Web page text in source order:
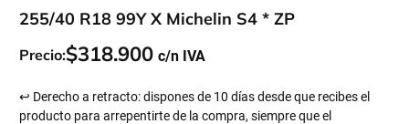
255/40 R18 99Y X Michelin S4 * ZP
Precio:$318.900
↩ Derecho a retracto: dispones de 10 días desde que recibes el
producto para arrepentirte de la compra, siempre que el